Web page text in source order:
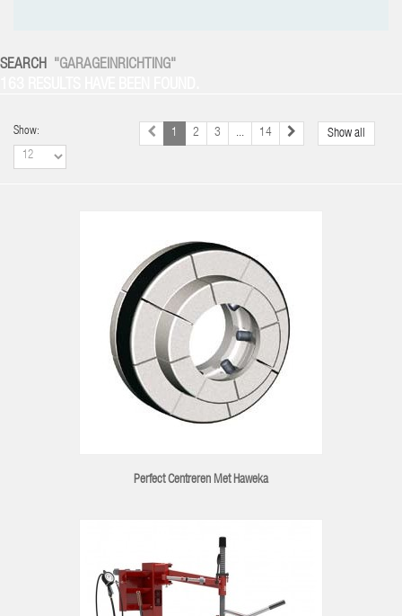
SEARCH "GARAGEINRICHTING"
1 2 3 ... 14 Show all
Show:
Perfect Centreren Met Haweka